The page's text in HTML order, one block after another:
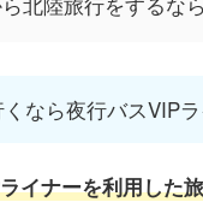
なら夜行バスVIP
イナーを利用した